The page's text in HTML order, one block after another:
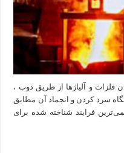
و آلیاژها از طریق ذوب ،
سرد کردن و انجماد آن مطابق
فرایند شناخته شده برای